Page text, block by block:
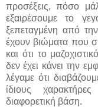
προσέξεις, πόσο
εξαιρέσουμε το
ξεπεταγμένη από την
έχουν βιώματα που
και ότι το
δεν έχει κάνει την
λέγαμε ότι
ίδιους
διαφορετική βάση.